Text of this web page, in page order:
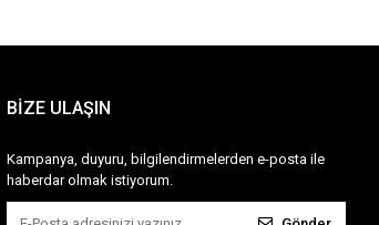
BİZE ULAŞIN
Kampanya, duyuru, bilgilendirmelerden e-posta ile
haberdar olmak istiyorum.